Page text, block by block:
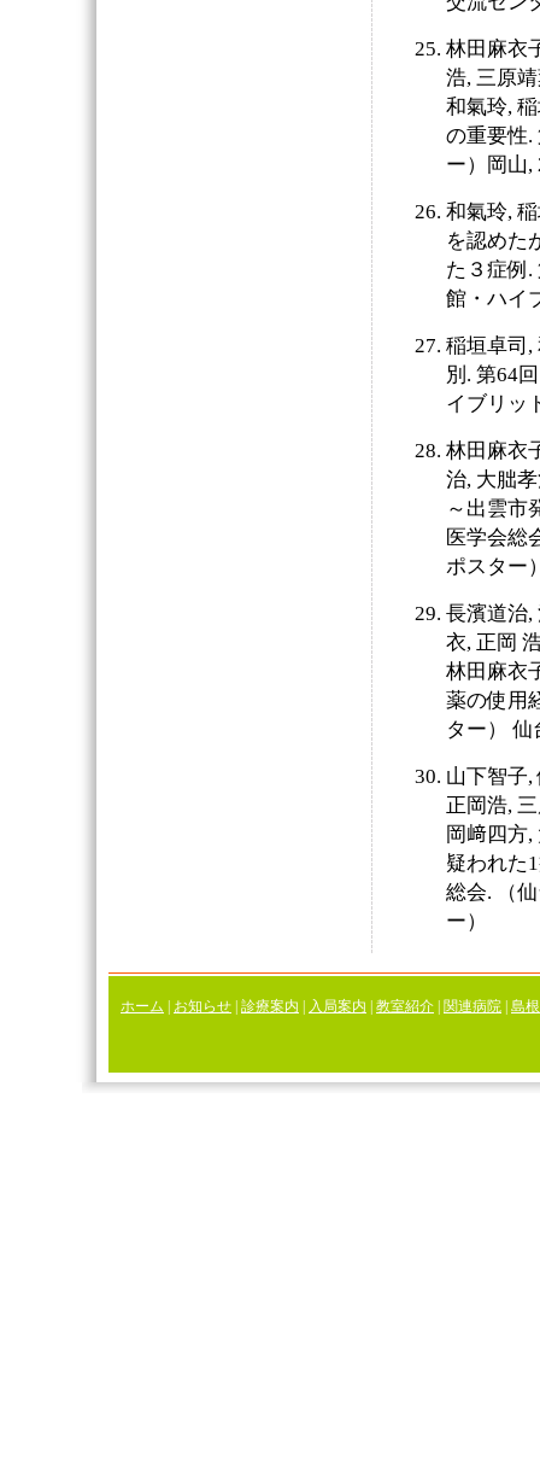
林田麻衣
浩, 三原
和氣玲,
の重要性.
ー）岡山,
和氣玲,
を認めた
た３症例.
館・ハイ
稲垣卓司,
別. 第64
イブリッ
林田麻衣
治, 大朏
～出雲市
医学会総
ポスター
長濱道治,
衣, 正岡
林田麻衣
薬の使用
ター） 仙
山下智子,
正岡浩,
岡﨑四方
疑われた
総会. （
ー）
ホーム お知らせ 診療案内 入局案内 教室紹介 関連病院 島